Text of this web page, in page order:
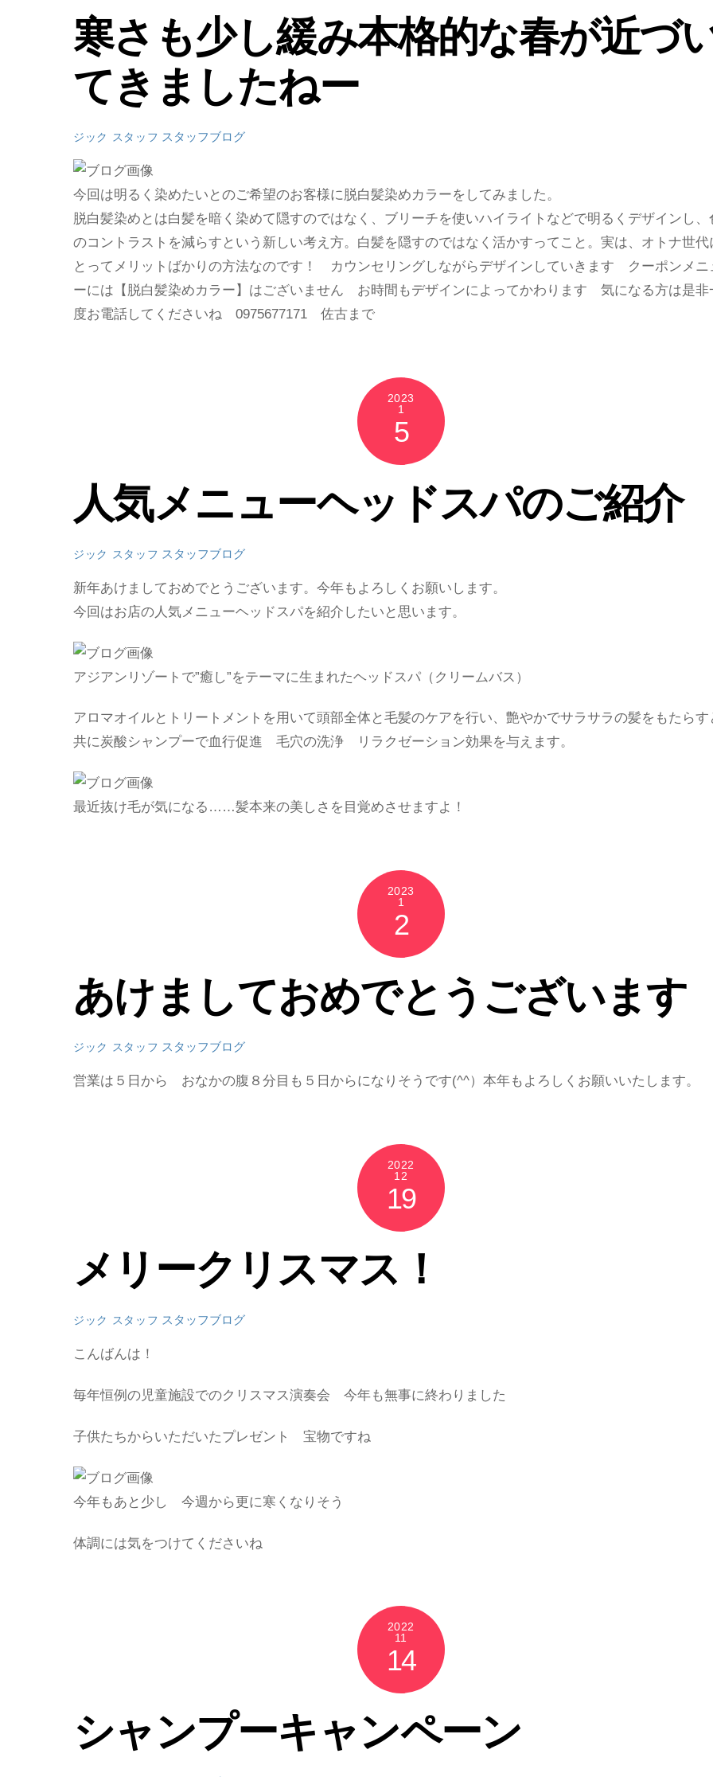
寒さも少し緩み本格的な春が近づ
てきましたねー
ジック スタッフ スタッフブログ
今回は明るく染めたいとのご希望のお客様に脱白髪染めカラーをしてみました。
脱白髪染めとは白髪を暗く染めて隠すのではなく、ブリーチを使いハイライトなどで明るくデザインし、
のコントラストを減らすという新しい考え方。白髪を隠すのではなく活かすってこと。実は、オトナ世代
とってメリットばかりの方法なのです！ カウンセリングしながらデザインしていきます クーポンメニ
ーには【脱白髪染めカラー】はございません お時間もデザインによってかわります 気になる方は是非
度お電話してくださいね 0975677171 佐古まで
2023
1
5
人気メニューヘッドスパのご紹介
ジック スタッフ スタッフブログ
新年あけましておめでとうございます。今年もよろしくお願いします。
今回はお店の人気メニューヘッドスパを紹介したいと思います。
アジアンリゾートで”癒し”をテーマに生まれたヘッドスパ（クリームバス）
アロマオイルとトリートメントを用いて頭部全体と毛髪のケアを行い、艶やかでサラサラの髪をもたらす
共に炭酸シャンプーで血行促進 毛穴の洗浄 リラクゼーション効果を与えます。
最近抜け毛が気になる……髪本来の美しさを目覚めさせますよ！
2023
1
2
あけましておめでとうございます
ジック スタッフ スタッフブログ
営業は５日から おなかの腹８分目も５日からになりそうです(^^）本年もよろしくお願いいたします。
2022
12
19
メリークリスマス！
ジック スタッフ スタッフブログ
こんばんは！
毎年恒例の児童施設でのクリスマス演奏会 今年も無事に終わりました
子供たちからいただいたプレゼント 宝物ですね
今年もあと少し 今週から更に寒くなりそう
体調には気をつけてくださいね
2022
11
14
シャンプーキャンペーン